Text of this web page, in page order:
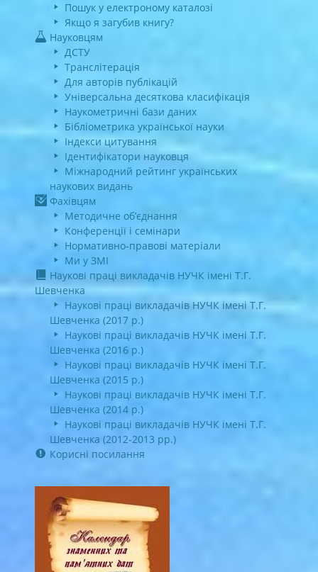
Пошук у електроному каталозі
Якщо я загубив книгу?
Науковцям
ДСТУ
Транслітерація
Для авторів публікацій
Універсальна десяткова класифікація
Наукометричні бази даних
Бібліометрика української науки
Індекси цитування
Ідентифікатори науковця
Міжнародний рейтинг українських
наукових видань
Фахівцям
Методичне об’єднання
Конференції і семінари
Нормативно-правові матеріали
Ми у ЗМІ
Наукові праці викладачів НУЧК імені Т.Г.
Шевченка
Наукові праці викладачів НУЧК імені Т.Г.
Шевченка (2017 р.)
Наукові праці викладачів НУЧК імені Т.Г.
Шевченка (2016 р.)
Наукові праці викладачів НУЧК імені Т.Г.
Шевченка (2015 р.)
Наукові праці викладачів НУЧК імені Т.Г.
Шевченка (2014 р.)
Наукові праці викладачів НУЧК імені Т.Г.
Шевченка (2012-2013 рр.)
Корисні посилання